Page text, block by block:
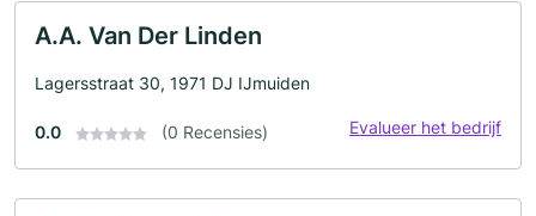
A.A. Van Der Linden
Lagersstraat 30, 1971 DJ IJmuiden
0.0 (0 Recensies) Evalueer het bedrijf